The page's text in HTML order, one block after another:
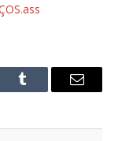
Tumblr
E-